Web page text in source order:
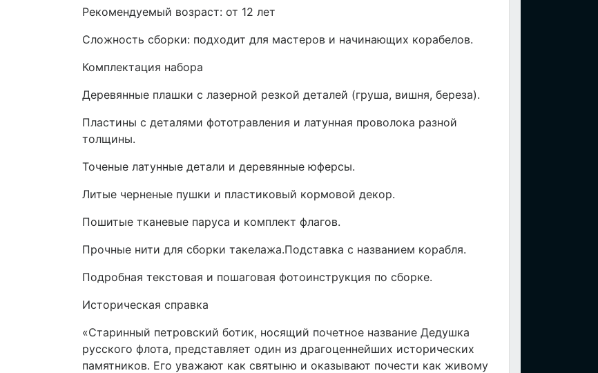
Рекомендуемый возраст: от 12 лет
Сложность сборки: подходит для мастеров и начинающих корабелов.
Комплектация набора
Деревянные плашки с лазерной резкой деталей (груша, вишня, береза).
Пластины с деталями фототравления и латунная проволока разной
толщины.
Точеные латунные детали и деревянные юферсы.
Литые черненые пушки и пластиковый кормовой декор.
Пошитые тканевые паруса и комплект флагов.
Прочные нити для сборки такелажа.Подставка с названием корабля.
Подробная текстовая и пошаговая фотоинструкция по сборке.
Историческая справка
«Старинный петровский ботик, носящий почетное название Дедушка
русского флота, представляет один из драгоценнейших исторических
памятников. Его уважают как святыню и оказывают почести как живому